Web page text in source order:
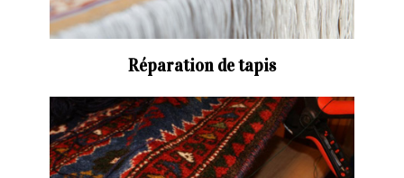
Réparation de tapis